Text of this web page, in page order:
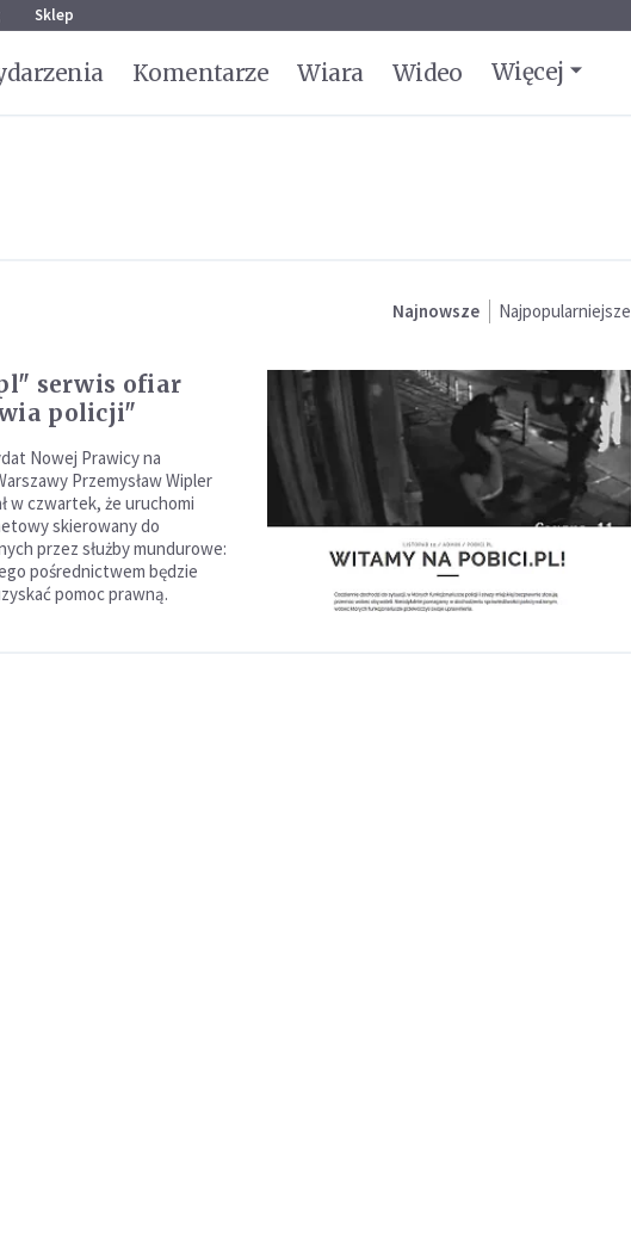
Sklep
Komentarze Wiara Wideo Więcej
Najnowsze Najpopularniejsze
serwis ofiar
policji"
Nowej Prawicy na
Przemysław Wipler
w czwartek, że uruchomi
skierowany do
przez służby mundurowe:
pośrednictwem będzie
pomoc prawną.